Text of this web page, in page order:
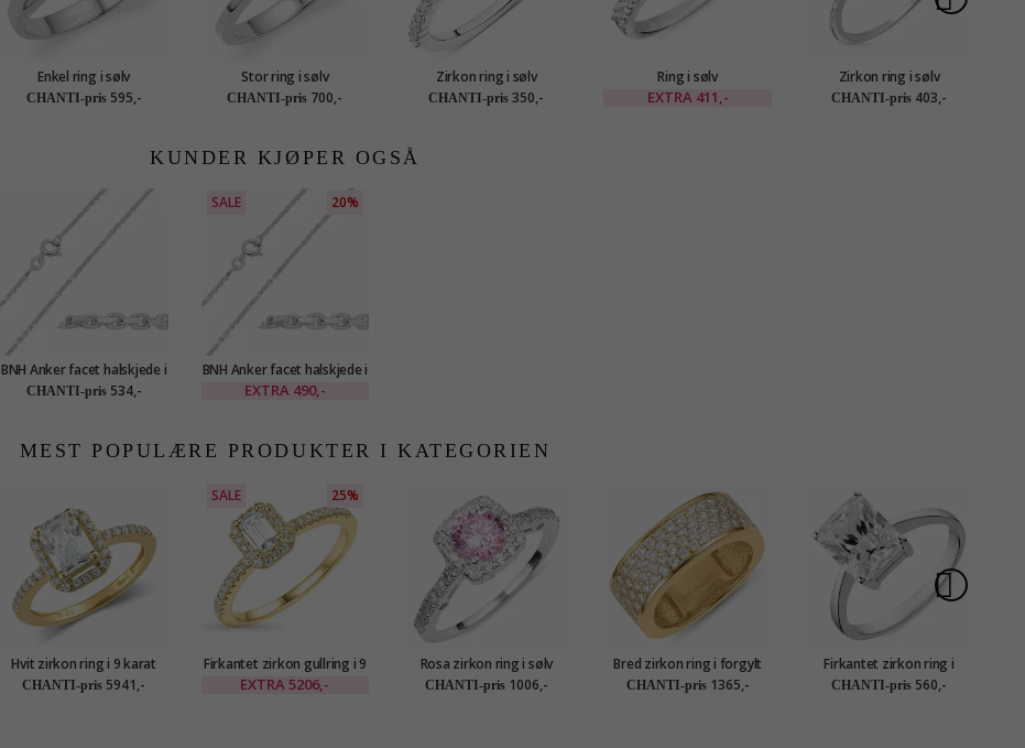
Enkel ring i sølv
CHANTI-pris 595,-
Stor ring i sølv
CHANTI-pris 700,-
Zirkon ring i sølv
CHANTI-pris 350,-
Ring i sølv
EXTRA 411,-
Zirkon ring i sølv
CHANTI-pris 403,-
KUNDER KJØPER OGSÅ
BNH Anker facet halskjede i
sølv 50 cm x 1,4 mm
CHANTI-pris 534,-
SALE 20%
BNH Anker facet halskjede i
sølv 55 cm x 1,4 mm
EXTRA 490,-
MEST POPULÆRE PRODUKTER I KATEGORIEN
Hvit zirkon ring i 9 karat
gull - Gold Collection
CHANTI-pris 5941,-
SALE 25%
Firkantet zirkon gullring i 9
karat gull
EXTRA5206,-
Rosa zirkon ring i sølv
CHANTI-pris 1006,-
Bred zirkon ring i forgylt
sølv
CHANTI-pris 1365,-
Firkantet zirkon ring i
rodinert sølv
CHANTI-pris 560,-